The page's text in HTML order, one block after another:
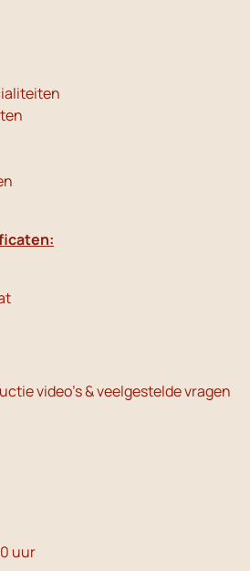
video's & veelgestelde vragen
uur